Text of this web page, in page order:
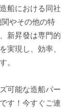
船における同社
やその他の特
新昇發は専門的
実現し、効率、
。
可能な造船パー
す！今すぐご連